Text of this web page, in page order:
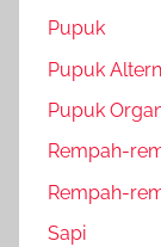
Pupuk
Pupuk
Pupuk
Rempah-
Rempah-
Sapi